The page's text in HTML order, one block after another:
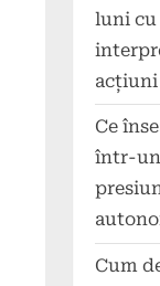
luni cu
Ce
într-un
Cum